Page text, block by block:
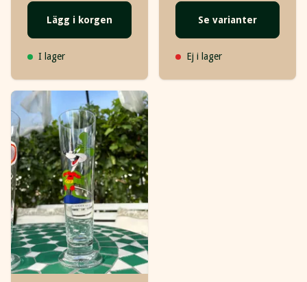
Lägg i korgen
I lager
Se varianter
Ej i lager